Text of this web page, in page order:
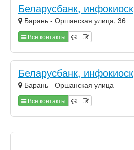
Беларусбанк, инфокиоск
Барань - Оршанская улица, 36
Все контакты
Беларусбанк, инфокиоск
Барань - Оршанская улица
Все контакты